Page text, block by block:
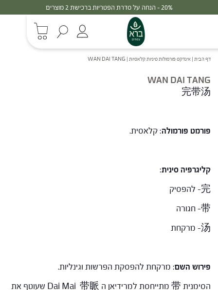
30% - הנחה על סדרת הפטריות ברכישת 3 מוצרים
דף הבית | אינדקס פורמולות סיניות קלאסיות |
WAN DAI TANG
WAN DAI TANG
完带汤
פורמט פורמולה: קלאסית.
קליגרפיה סינית:
完- להפסיק
带- חגורה
汤- מרקחת
פירוש השם: מרקחת להפסקת הפרשות וגינליות.
הסימנית 带 מתייחסת למרידיאן ה Dai Mai 带眽 שעוטף את